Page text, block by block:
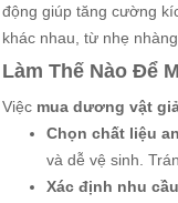
động giúp tăng cường
khác nhau, từ nhẹ
Làm Thế Nào Để
Việc mua dương vật
Chọn chất liệu
và dễ vệ sinh.
Xác định nhu